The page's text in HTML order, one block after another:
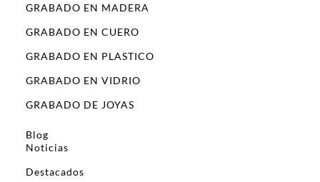
GRABADO EN MADERA
GRABADO EN CUERO
GRABADO EN PLASTICO
GRABADO EN VIDRIO
GRABADO DE JOYAS
Blog
Noticias
Destacados